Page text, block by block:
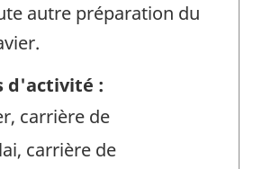
autre préparation du
d'activité :
carrière de
carrière de